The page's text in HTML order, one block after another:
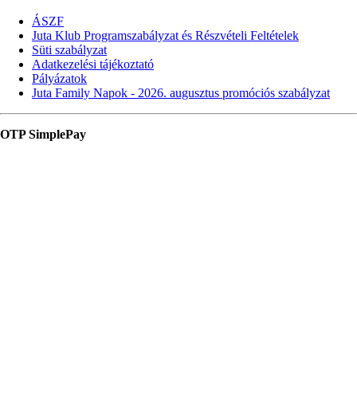
ÁSZF
Juta Klub Programszabályzat és Részvételi Feltételek
Süti szabályzat
Adatkezelési tájékoztató
Pályázatok
Juta Family Napok - 2026. augusztus promóciós szabályzat
OTP SimplePay